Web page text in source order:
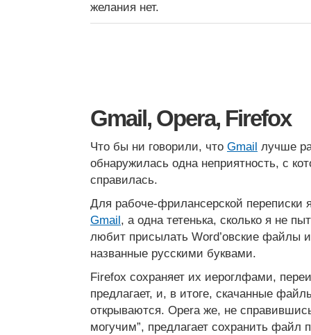
желания нет.
Gmail, Opera, Firefox
Что бы ни говорили, что Gmail лучше
обнаружилась одна неприятность, с
справилась.
Для рабоче-фрилансерской переписки
Gmail, а одна тетенька, сколько я не
любит присылать Word’овские файлы
названные русскими буквами.
Firefox сохраняет их иероглфами,
предлагает, и, в итоге, скачанные
открываются. Opera же, не
могучим”, предлагает сохранить файл